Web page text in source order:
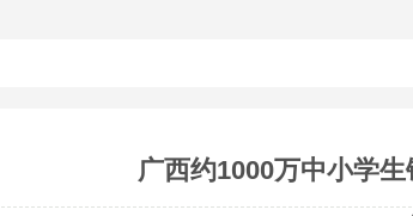
广西约1000万中小学